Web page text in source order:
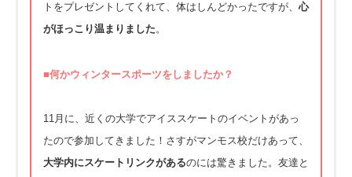
トをプレゼントしてくれて、体はしんどかったですが、心
がほっこり温まりました。
■何かウィンタースポーツをしましたか？
11月に、近くの大学でアイススケートのイベントがあっ
たので参加してきました！さすがマンモス校だけあって、
大学内にスケートリンクがあるのには驚きました。友達と